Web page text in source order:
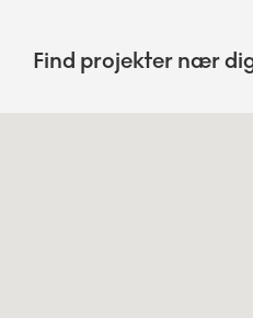
Find projekter nær